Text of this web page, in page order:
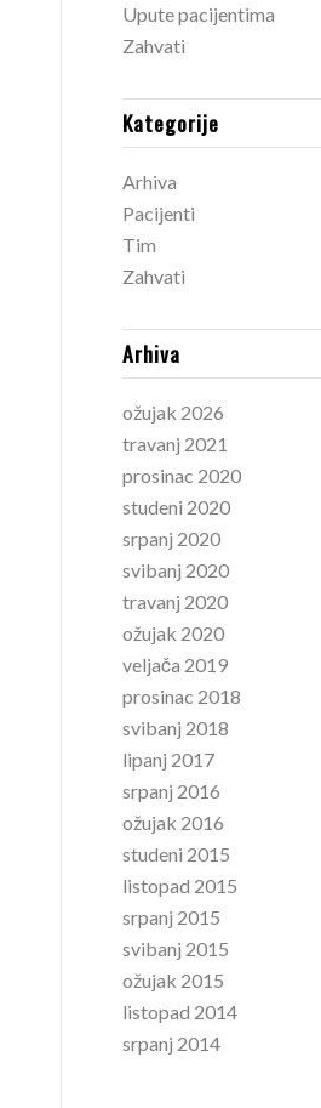
Upute pacijentima
Zahvati
Kategorije
Arhiva
Pacijenti
Tim
Zahvati
Arhiva
ožujak 2026
travanj 2021
prosinac 2020
studeni 2020
srpanj 2020
svibanj 2020
travanj 2020
ožujak 2020
veljača 2019
prosinac 2018
svibanj 2018
lipanj 2017
srpanj 2016
ožujak 2016
studeni 2015
listopad 2015
srpanj 2015
svibanj 2015
ožujak 2015
listopad 2014
srpanj 2014